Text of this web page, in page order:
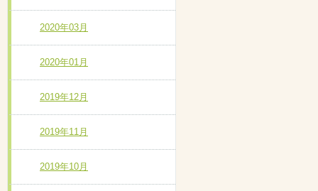
2020年03月
2020年01月
2019年12月
2019年11月
2019年10月